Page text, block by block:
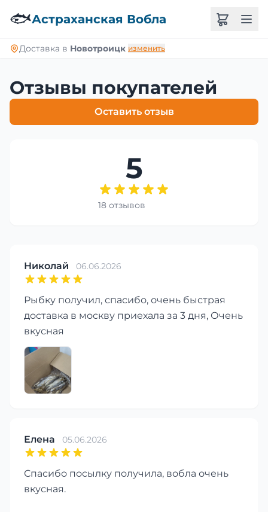
🐟Астраханская Вобла
Доставка в Новотроицк изменить
Отзывы покупателей
Оставить отзыв
5
18 отзывов
Николай 06.06.2026
Рыбку получил, спасибо, очень быстрая
доставка в москву приехала за 3 дня, Очень
вкусная
Елена 05.06.2026
Спасибо посылку получила, вобла очень
вкусная.